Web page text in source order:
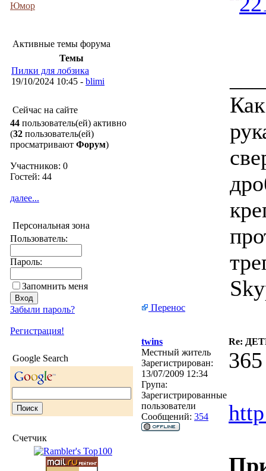
Юмор
Активные темы форума
Темы
Пилки для лобзика
19/10/2024 10:45 - blimi
Сейчас на сайте
44 пользователь(ей) активно
(32 пользователь(ей)
просматривают Форум)
Участников: 0
Гостей: 44
далее...
Персональная зона
Пользователь:
Пароль:
Запомнить меня
Забыли пароль?
Регистрация!
Google Search
Счетчик
Перенос
twins
Re:
Местный житель
Зарегистрирован:
13/07/2009 12:34
Група:
Зарегистрированные
пользователи
Сообщений: 354